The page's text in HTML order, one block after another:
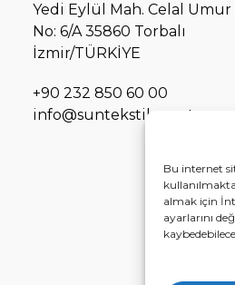
Bu internet
almak için
ayarlarını
Yedi Eylül Mah. Celal Umur
No: 6/A 35860 Torbalı
İzmir/TÜRKİYE
+90 232 850 60 00
info@suntekstil.com.tr